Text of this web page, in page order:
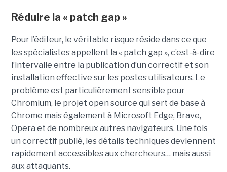
Réduire la « patch gap »
Pour l’éditeur, le véritable risque réside dans ce que
les spécialistes appellent la « patch gap », c’est-à-dire
l’intervalle entre la publication d’un correctif et son
installation effective sur les postes utilisateurs. Le
problème est particulièrement sensible pour
Chromium, le projet open source qui sert de base à
Chrome mais également à Microsoft Edge, Brave,
Opera et de nombreux autres navigateurs. Une fois
un correctif publié, les détails techniques deviennent
rapidement accessibles aux chercheurs… mais aussi
aux attaquants.